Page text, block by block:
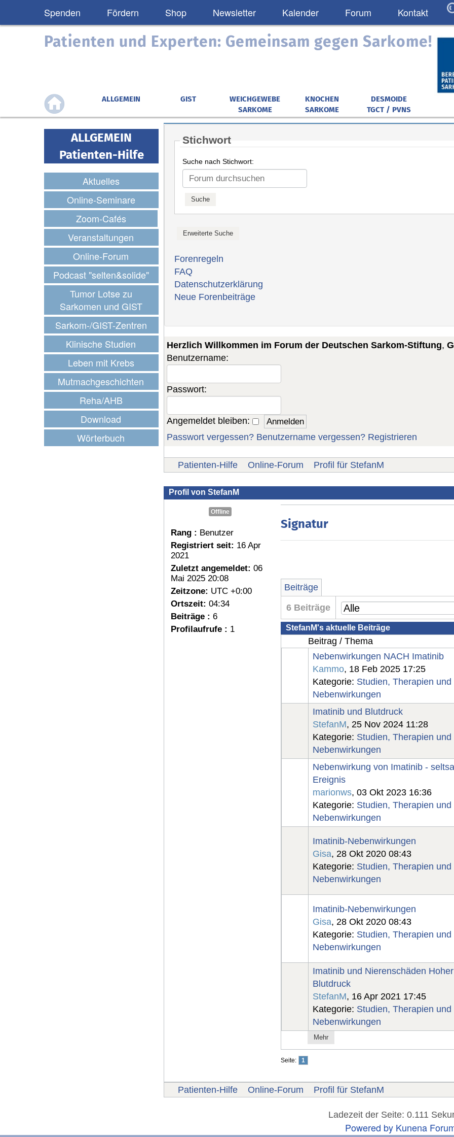
Spenden Fördern Shop Newsletter Kalender Forum Kontakt
Patienten und Experten: Gemeinsam gegen Sarkome!
ALLGEMEIN GIST
WEICHGEWEBE
SARKOME
KNOCHEN
SARKOME
DESMOIDE
TGCT / PVNS
ALLGEMEIN
Patienten-Hilfe
Aktuelles
Online-Seminare
Zoom-Cafés
Veranstaltungen
Online-Forum
Podcast "selten&solide"
Tumor Lotse zu
Sarkomen und GIST
Sarkom-/GIST-Zentren
Klinische Studien
Leben mit Krebs
Mutmachgeschichten
Reha/AHB
Download
Wörterbuch
Stichwort
Suche nach Stichwort:
Forenregeln
FAQ
Datenschutzerklärung
Neue Forenbeiträge
Herzlich Willkommen im Forum der Deutschen Sarkom-Stiftung,
Benutzername:
Passwort:
Angemeldet bleiben:
Passwort vergessen? Benutzername vergessen? Registrieren
Patienten-Hilfe Online-Forum Profil für StefanM
Profil von StefanM
Offline
Rang : Benutzer
Registriert seit: 16 Apr
2021
Zuletzt angemeldet: 06
Mai 2025 20:08
Zeitzone: UTC +0:00
Ortszeit: 04:34
Beiträge : 6
Profilaufrufe : 1
Signatur
Beiträge
6 Beiträge
StefanM's aktuelle Beiträge
Beitrag / Thema
Mehr
Nebenwirkungen NACH Imatinib
Kammo, 18 Feb 2025 17:25
Kategorie: Studien, Therapien und
Nebenwirkungen
Imatinib und Blutdruck
StefanM, 25 Nov 2024 11:28
Kategorie: Studien, Therapien und
Nebenwirkungen
Nebenwirkung von Imatinib -
Ereignis
marionws, 03 Okt 2023 16:36
Kategorie: Studien, Therapien und
Nebenwirkungen
Imatinib-Nebenwirkungen
Gisa, 28 Okt 2020 08:43
Kategorie: Studien, Therapien und
Nebenwirkungen
Imatinib-Nebenwirkungen
Gisa, 28 Okt 2020 08:43
Kategorie: Studien, Therapien und
Nebenwirkungen
Imatinib und Nierenschäden Hoher
Blutdruck
StefanM, 16 Apr 2021 17:45
Kategorie: Studien, Therapien und
Nebenwirkungen
Seite: 1
Patienten-Hilfe Online-Forum Profil für StefanM
Ladezeit der Seite: 0.111
Powered by Kunena